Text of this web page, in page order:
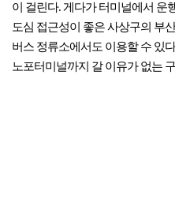
이 걸린다. 게다가 터미널에서 운
도심 접근성이 좋은 사상구의 부
버스 정류소에서도 이용할 수 있
노포터미널까지 갈 이유가 없는